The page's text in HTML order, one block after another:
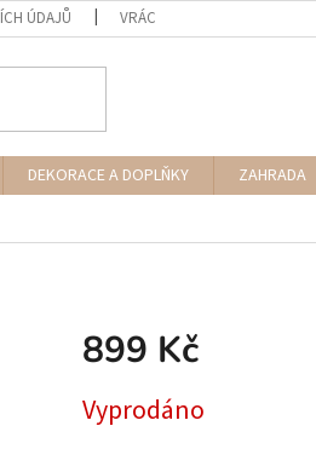
ÚDAJŮ VRÁCENÍ ZBOŽÍ A REKLAMACE
DEKORACE A DOPLŇKY ZAHRADA
899 Kč
cena:
Vyprodáno